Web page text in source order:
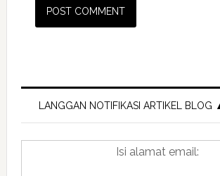
Primary
Sidebar
LANGGAN NOTIFIKASI ARTIKEL BLOG
Isi alamat email: